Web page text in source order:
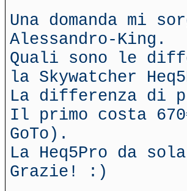
Una domanda mi
Alessandro-King.
Quali sono le
la Skywatcher
La differenza di
Il primo costa
GoTo).
La Heq5Pro da
Grazie! :)